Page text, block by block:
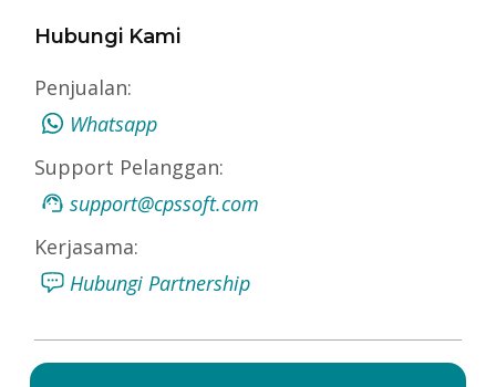
Hubungi Kami
Penjualan:
Whatsapp
Support Pelanggan:
support@cpssoft.com
Kerjasama:
Hubungi Partnership